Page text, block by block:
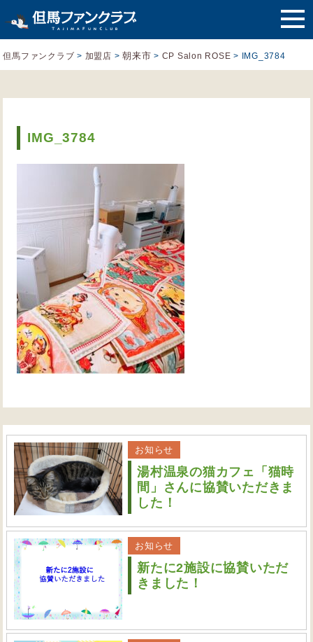
但馬ファンクラブ > 加盟店 >朝来市 > CP Salon ROSE > IMG_3784
IMG_3784
お知らせ
湯村温泉の猫カフェ「猫時
間」さんに協賛いただきま
した！
お知らせ
新たに2施設に協賛いただ
きました！